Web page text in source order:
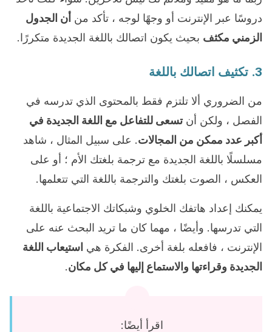
دروسًا عبر الإنترنت أو وجهًا لوجه ، تأكد من أن الجدول
الزمني مكثف بحيث يكون اتصالك باللغة الجديدة متكررًا.
3. تكثيف اتصالك باللغة
من الضروري ألا تلتزم فقط بالمحتوى الذي تدرسه في
الفصل ، ولكن أنتسعى للتفاعل مع اللغة الجديدة في
أكبر عدد ممكن من المجالات. على سبيل المثال ، شاهد
مسلسلًا باللغة الجديدة مع ترجمة بلغتك الأم ؛ أو على
العكس ، الصوت بلغتك والترجمة باللغة التي تتعلمها.
يمكنك إعداد هاتفك الخلوي وشبكاتك الاجتماعية باللغة
التي تدرسها. وأيضًا ، مهما كان ما تريد البحث عنه على
الإنترنت ، فافعله بلغة أخرى. الفكرة هي استيعاب اللغة
الجديدة وقراءتها والاستماع إليها في كل مكان.
اقرأ أيضًا: